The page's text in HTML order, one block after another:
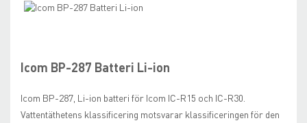
ÅTERFÖRSÄLJARE
Icom BP-287 Batteri Li-ion
Icom BP-287, Li-ion batteri för Icom IC-R15 och IC-R30.
Vattentäthetens klassificering motsvarar klassificeringen för den
Skip
the
gallery
beginning
of
images
gallery